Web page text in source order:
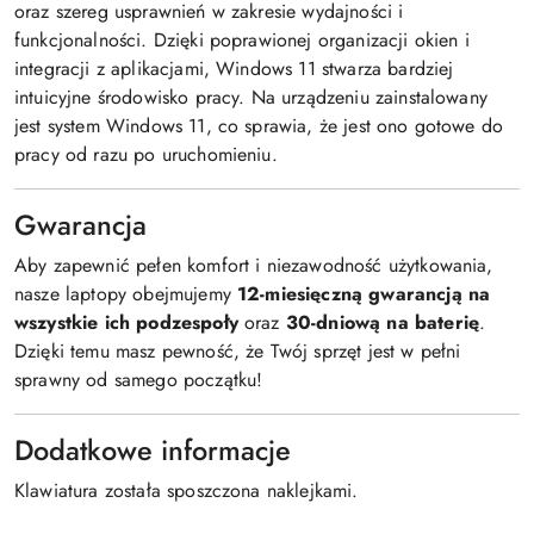
oraz szereg usprawnień w zakresie wydajności i
funkcjonalności. Dzięki poprawionej organizacji okien i
integracji z aplikacjami, Windows 11 stwarza bardziej
intuicyjne środowisko pracy. Na urządzeniu zainstalowany
jest system Windows 11, co sprawia, że jest ono gotowe do
pracy od razu po uruchomieniu.
Gwarancja
Aby zapewnić pełen komfort i niezawodność użytkowania,
nasze laptopy obejmujemy 12-miesięczną gwarancją na
wszystkie ich podzespoły oraz 30-dniową na baterię.
Dzięki temu masz pewność, że Twój sprzęt jest w pełni
sprawny od samego początku!
Dodatkowe informacje
Klawiatura została sposzczona naklejkami.